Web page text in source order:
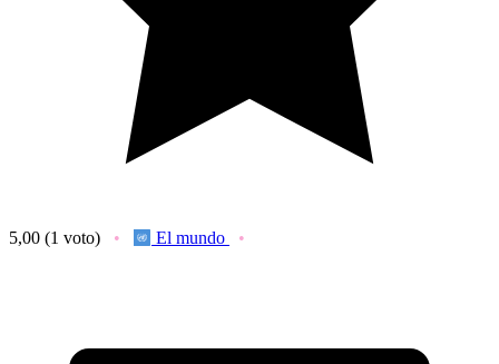
5,00 (1 voto) El mundo